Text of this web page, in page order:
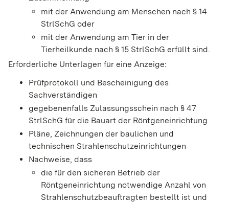
mit der Anwendung am Menschen nach § 14
StrlSchG oder
mit der Anwendung am Tier in der
Tierheilkunde nach § 15 StrlSchG erfüllt sind.
Erforderliche Unterlagen für eine Anzeige:
Prüfprotokoll und Bescheinigung des
Sachverständigen
gegebenenfalls Zulassungsschein nach § 47
StrlSchG für die Bauart der Röntgeneinrichtung
Pläne, Zeichnungen der baulichen und
technischen Strahlenschutzeinrichtungen
Nachweise, dass
die für den sicheren Betrieb der
Röntgeneinrichtung notwendige Anzahl von
Strahlenschutzbeauftragten bestellt ist und